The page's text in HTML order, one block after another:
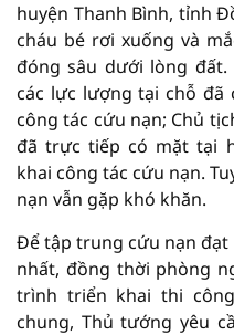
huyện Thanh Bình, tỉnh
cháu bé rơi xuống và
đóng sâu dưới lòng đất.
các lực lượng tại chỗ
công tác cứu nạn; Chủ
đã trực tiếp có mặt tại
khai công tác cứu nạn.
nạn vẫn gặp khó khăn.
Để tập trung cứu nạn
nhất, đồng thời phòng
trình triển khai thi
chung, Thủ tướng yêu